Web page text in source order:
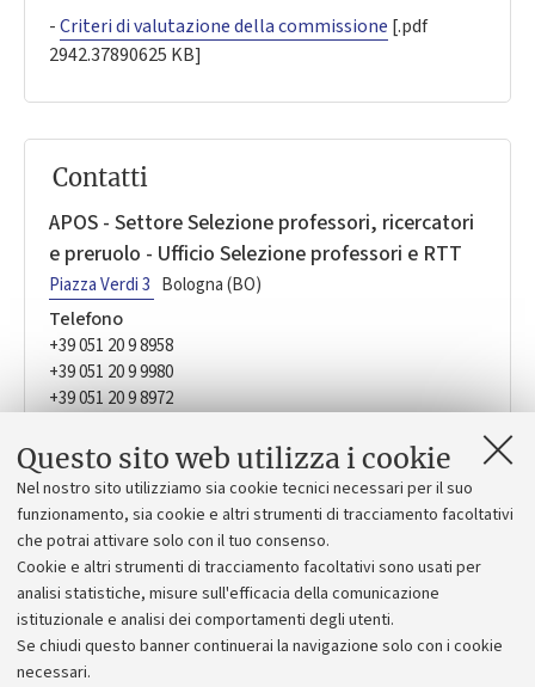
Questo sito web utilizza i cookie
Nel nostro sito utilizziamo sia cookie tecnici necessari per il suo
funzionamento, sia cookie e altri strumenti di tracciamento facoltativi
che potrai attivare solo con il tuo consenso.
Cookie e altri strumenti di tracciamento facoltativi sono usati per
analisi statistiche, misure sull'efficacia della comunicazione
istituzionale e analisi dei comportamenti degli utenti.
Se chiudi questo banner continuerai la navigazione solo con i cookie
necessari.
-Criteri di valutazione della commissione [.pdf
2942.37890625 KB]
Contatti
APOS - Settore Selezione professori, ricercatori
e preruolo - Ufficio Selezione professori e RTT
Piazza Verdi 3 Bologna (BO)
Telefono
+39 051 20 9 8958
+39 051 20 9 9980
+39 051 20 9 8972
+39 051 20 9 8946
+39 051 20 9 8947
apos.selezioneprofessori-rtt@unibo.it
Orario
Lunedì-venerdì 9:00-13:00